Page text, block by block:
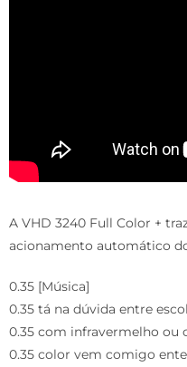
A VHD 3240 Full Color +
acionamento automático
0.35 [Música]
0.35 tá na dúvida entre
0.35 com infravermelho ou
0.35 color vem comigo